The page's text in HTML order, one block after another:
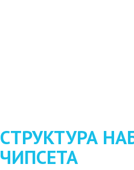
СТРУКТУРА
ЧИПСЕТА